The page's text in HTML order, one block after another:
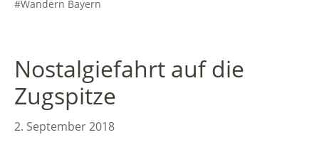
Wandern Bayern
Nostalgiefahrt auf die
Zugspitze
2. September 2018